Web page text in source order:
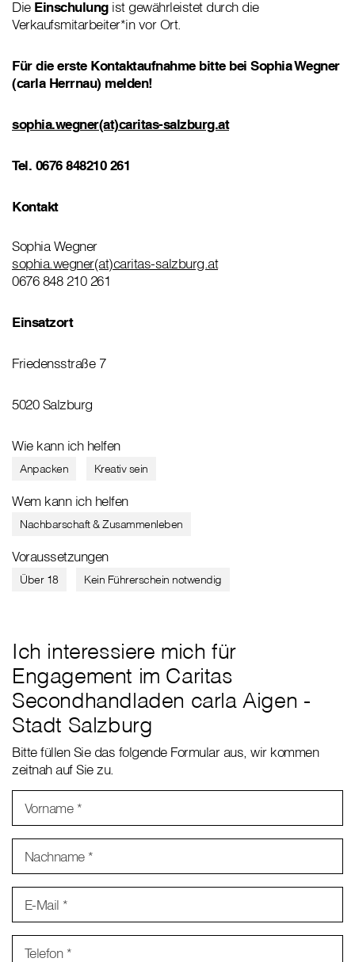
Die Einschulung ist gewährleistet durch die
Verkaufsmitarbeiter*in vor Ort.
Für die erste Kontaktaufnahme bitte bei Sophia Wegner
(carla Herrnau) melden!
sophia.wegner(at)caritas-salzburg.at
Tel. 0676 848210 261
Kontakt
Sophia Wegner
sophia.wegner(at)caritas-salzburg.at
0676 848 210 261
Einsatzort
Friedensstraße 7
5020 Salzburg
Wie kann ich helfen
Anpacken Kreativ sein
Wem kann ich helfen
Nachbarschaft & Zusammenleben
Voraussetzungen
Über 18 Kein Führerschein notwendig
Ich interessiere mich für
Engagement im Caritas
Secondhandladen carla Aigen -
Stadt Salzburg
Bitte füllen Sie das folgende Formular aus, wir kommen
zeitnah auf Sie zu.
Vorname *
Nachname *
E-Mail *
Telefon *